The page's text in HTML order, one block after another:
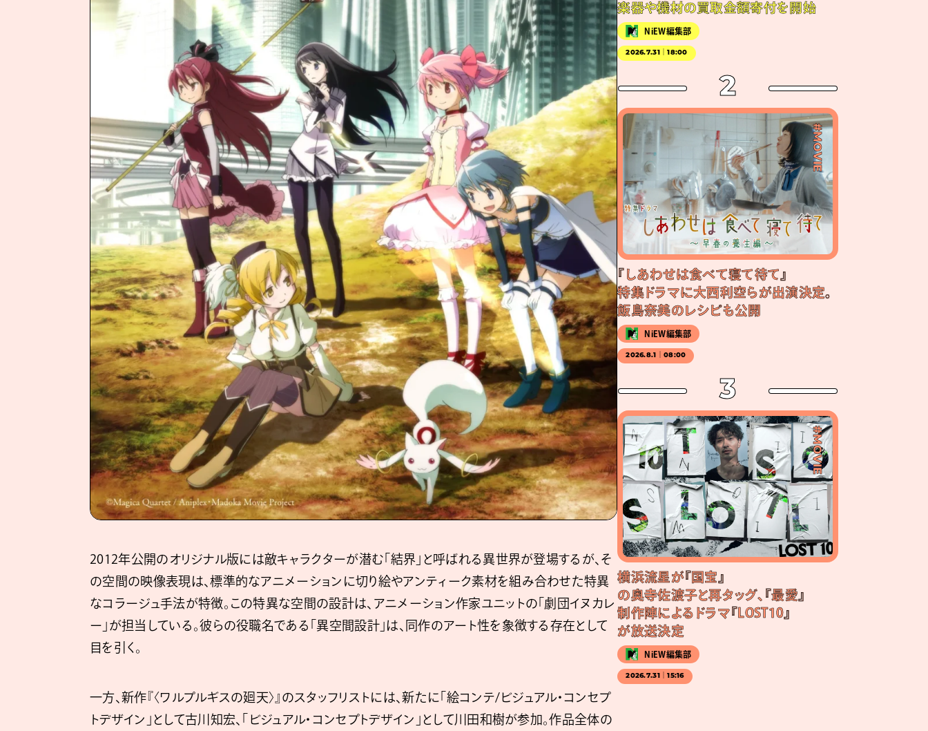
2012年公開のオリジナル版には敵キャラクターが潜む「結界」と呼ばれる異世界が登場するが、そ
の空間の映像表現は、標準的なアニメーションに切り絵やアンティーク素材を組み合わせた特異
なコラージュ手法が特徴。この特異な空間の設計は、アニメーション作家ユニットの「劇団イヌカレ
ー」が担当している。彼らの役職名である「異空間設計」は、同作のアート性を象徴する存在として
目を引く。
一方、新作『〈ワルプルギスの廻天〉』のスタッフリストには、新たに「絵コンテ/ビジュアル・コンセプ
トデザイン」として古川知宏、「ビジュアル・コンセプトデザイン」として川田和樹が参加。作品全体の
楽器や機材の買取金額寄付を開始
NiEW編集部
2026.7.31｜18:00
2
#MOVIE
『しあわせは食べて寝て待て』
特集ドラマに大西利空らが出演決定。
飯島奈美のレシピも公開
NiEW編集部
2026.8.1｜08:00
3
#MOVIE
横浜流星が『国宝』
の奥寺佐渡子と再タッグ、『最愛』
制作陣によるドラマ『LOST10』
が放送決定
NiEW編集部
2026.7.31｜15:16